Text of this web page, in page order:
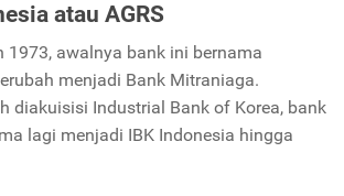
atau AGRS
1973, awalnya bank ini bernama
menjadi Bank Mitraniaga.
diakuisisi Industrial Bank of Korea, bank
lagi menjadi IBK Indonesia hingga